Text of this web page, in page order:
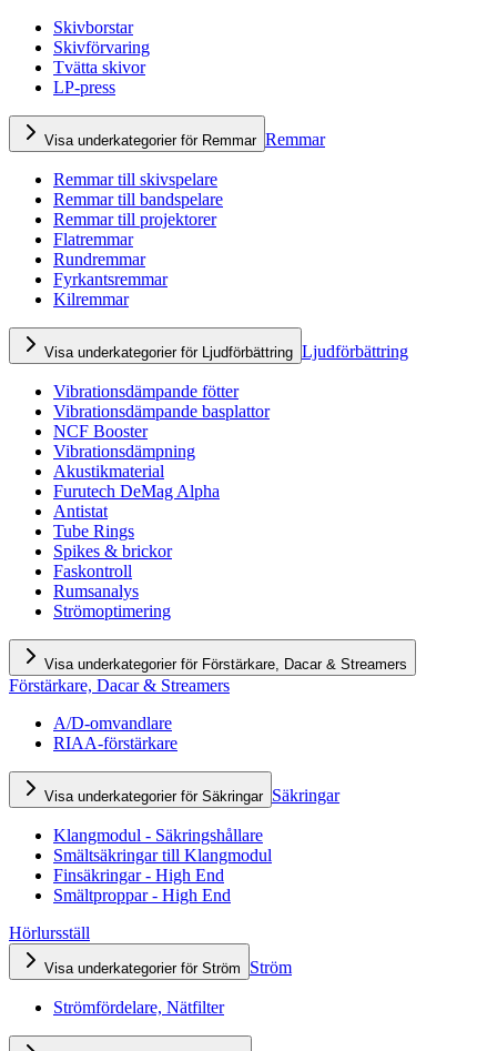
Skivborstar
Skivförvaring
Tvätta skivor
LP-press
Visa underkategorier för Remmar Remmar
Remmar till skivspelare
Remmar till bandspelare
Remmar till projektorer
Flatremmar
Rundremmar
Fyrkantsremmar
Kilremmar
Visa underkategorier för Ljudförbättring Ljudförbättring
Vibrationsdämpande fötter
Vibrationsdämpande basplattor
NCF Booster
Vibrationsdämpning
Akustikmaterial
Furutech DeMag Alpha
Antistat
Tube Rings
Spikes & brickor
Faskontroll
Rumsanalys
Strömoptimering
Visa underkategorier för Förstärkare, Dacar & Streamers
Förstärkare, Dacar & Streamers
A/D-omvandlare
RIAA-förstärkare
Visa underkategorier för Säkringar Säkringar
Klangmodul - Säkringshållare
Smältsäkringar till Klangmodul
Finsäkringar - High End
Smältproppar - High End
Hörlursställ
Visa underkategorier för Ström Ström
Strömfördelare, Nätfilter